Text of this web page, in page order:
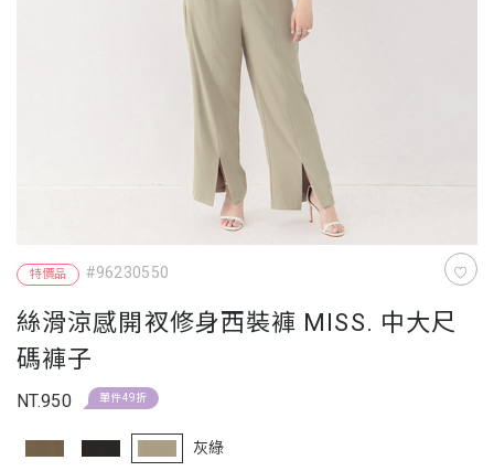
特價品 #96230550
絲滑涼感開衩修身西裝褲 MISS. 中大尺
碼褲子
NT.950 單件49折
灰綠